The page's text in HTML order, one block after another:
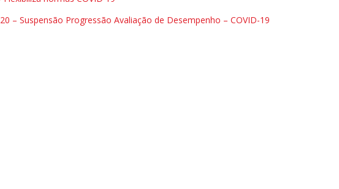
– Suspensão Progressão Avaliação de Desempenho – COVID-19